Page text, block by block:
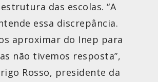
das escolas. “A
essa discrepância.
aproximar do Inep para
não tivemos resposta”,
Rosso, presidente da